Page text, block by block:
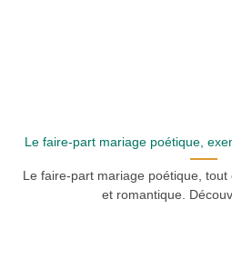
Le faire-part mariage poétique,
Le faire-part mariage poétique, tout
et romantique.